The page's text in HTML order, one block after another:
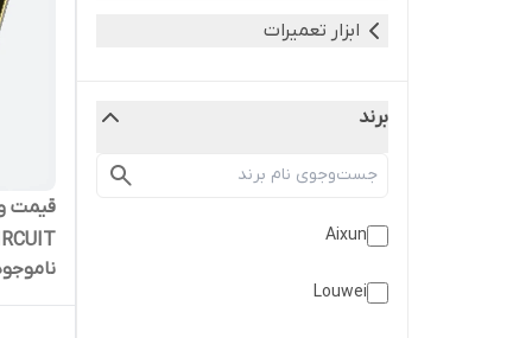
ابزار تعمیرات
برند
Aixun
Louwei